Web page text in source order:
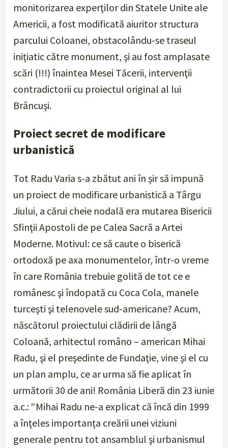
monitorizarea experţilor din Statele Unite ale
Americii, a fost modificată aiuritor structura
parcului Coloanei, obstacolându-se traseul
iniţiatic către monument, şi au fost amplasate
scări (!!!) înaintea Mesei Tăcerii, intervenţii
contradictorii cu proiectul original al lui
Brâncuşi.
Proiect secret de modificare
urbanistică
Tot Radu Varia s-a zbătut ani în şir să impună
un proiect de modificare urbanistică a Târgu
Jiului, a cărui cheie nodală era mutarea Bisericii
Sfinţii Apostoli de pe Calea Sacră a Artei
Moderne. Motivul: ce să caute o biserică
ortodoxă pe axa monumentelor, într-o vreme
în care România trebuie golită de tot ce e
românesc şi îndopată cu Coca Cola, manele
turceşti şi telenovele sud-americane? Acum,
născătorul proiectului clădirii de lângă
Coloană, arhitectul româno – american Mihai
Radu, şi el preşedinte de Fundaţie, vine şi el cu
un plan amplu, ce ar urma să fie aplicat în
următorii 30 de ani! România Liberă din 23 iunie
a.c.: “Mihai Radu ne-a explicat că încă din 1999
a înţeles importanţa creării unei viziuni
generale pentru tot ansamblul şi urbanismul